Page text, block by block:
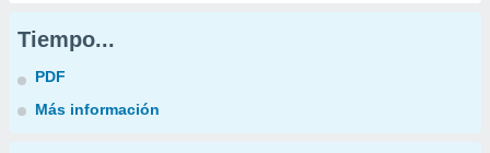
Tiempo...
PDF
Más información